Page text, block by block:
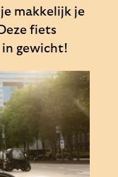
makkelijk je
fiets
in gewicht!